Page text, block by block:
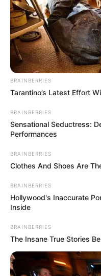
την διάθεση της
Είχε κερδίσει τους
χαρακτήρα και
αυτό.
Έφυγε σε ηλικία 80
Φουσέκα, μία από
μορφές,
τα παλαιότερα
Μαζί με τον σύζυγό
σειρά ετών
Η κηδεία της θα
π.μ., στον Ιερό
Πέι Δοκού.
Η σορός θα
το πρωί.
BRAINBERRIES
Tarantino’s Latest Effort
BRAINBERRIES
Sensational Seductress:
Performances
BRAINBERRIES
Clothes And Shoes Are
BRAINBERRIES
Hollywood's Inaccurate
Inside
BRAINBERRIES
The Insane True Stories